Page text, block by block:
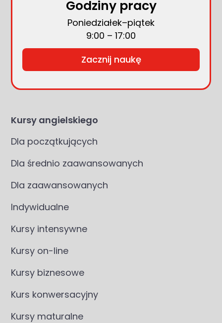
Kursy angielskiego
Dla początkujących
Dla średnio zaawansowanych
Dla zaawansowanych
Indywidualne
Kursy intensywne
Kursy on-line
Kursy biznesowe
Kurs konwersacyjny
Kursy maturalne
Godziny pracy
Poniedziałek–piątek
9:00 – 17:00
Zacznij naukę